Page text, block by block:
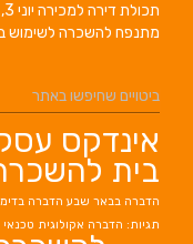
תכולת דירה למכירה יוני 3, 2025
מתנפח להשכרה לשימוש
ביטויים שחיפשו באתר
אינדקס
בית
הדברה בבאר שבע הדברה
תגיות: הדברה אקולוגית טכנאי